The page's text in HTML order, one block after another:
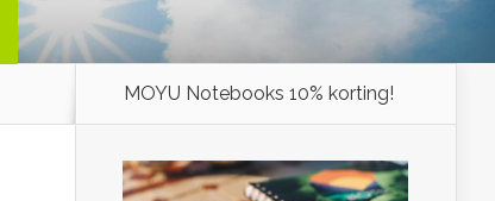
MOYU Notebooks 10% korting!